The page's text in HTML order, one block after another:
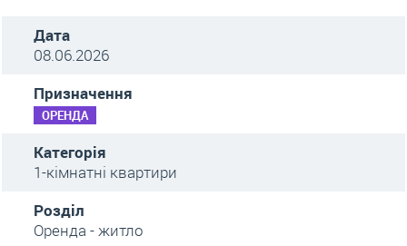
Дата
08.06.2026
Призначення
ОРЕНДА
Категорія
1-кімнатні квартири
Розділ
Оренда - житло